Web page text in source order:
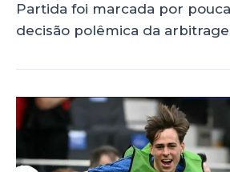
Partida foi marcada por
decisão polêmica da